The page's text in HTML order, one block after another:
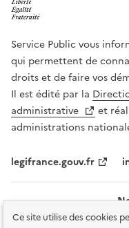
Ce site utilise des cookies
Service Public vous
qui permettent de
droits et de faire vos
Il est édité par la
administrative
et
administrations
legifrance.gouv.fr